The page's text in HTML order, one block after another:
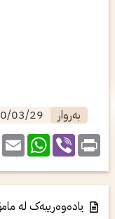
بەروار 03/29
Email ViberPrint
یادەوەرییەک لە